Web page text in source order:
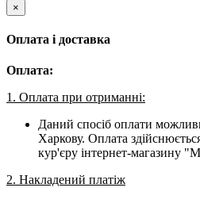
×
Оплата і доставка
Оплата:
1. Оплата при отриманні:
Даний спосіб оплати
Харкову. Оплата
кур'єру інтернет-магазину
2. Накладений платіж